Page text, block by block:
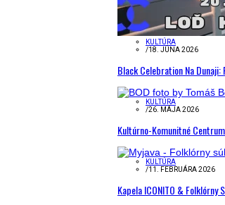
KULTÚRA
/18. JÚNA 2026
Black Celebration Na Dunaji:
KULTÚRA
/26. MÁJA 2026
Kultúrno-Komunitné
KULTÚRA
/11. FEBRUÁRA 2026
Kapela ICONITO & Folklórny